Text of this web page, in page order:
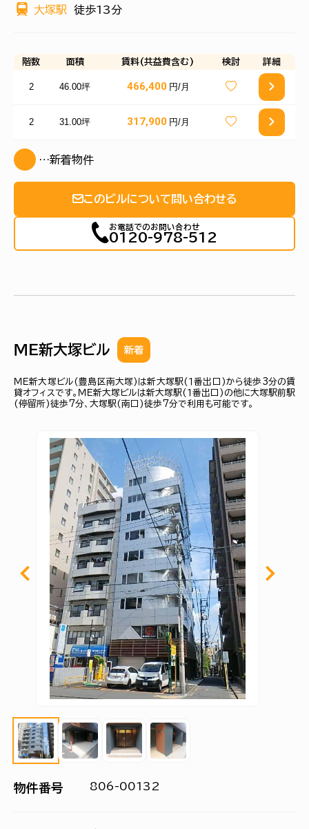
大塚駅 徒歩13分
階数 面積 賃料(共益費含む) 検討 詳細
2 46.00坪 466,400 円/月
2 31.00坪 317,900 円/月
…新着物件
このビルについて問い合わせる
お電話でのお問い合わせ
0120-978-512
ＭＥ新大塚ビル 新着
ＭＥ新大塚ビル(豊島区南大塚)は新大塚駅(１番出口)から徒歩3分の賃
貸オフィスです。ＭＥ新大塚ビルは新大塚駅(１番出口)の他に大塚駅前駅
(停留所)徒歩7分、大塚駅(南口)徒歩7分で利用も可能です。
物件番号 806-00132